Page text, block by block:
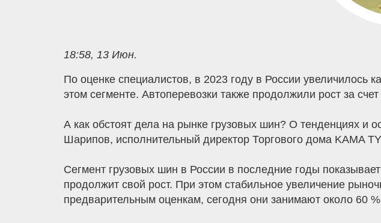
18:58, 13 Июн.
По оценке специалистов, в 2023 году в России увеличилось
этом сегменте. Автоперевозки также продолжили рост за
А как обстоят дела на рынке грузовых шин? О тенденциях и
Шарипов, исполнительный директор Торгового дома KAMA
Сегмент грузовых шин в России в последние годы
продолжит свой рост. При этом стабильное увеличение
предварительным оценкам, сегодня они занимают около 60